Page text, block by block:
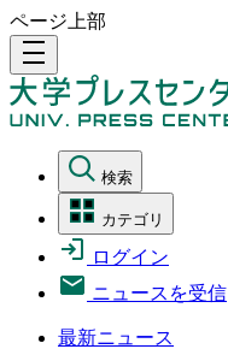
ページ上部
density_medium
検索
カテゴリ
ログイン
ニュースを受信
最新ニュース